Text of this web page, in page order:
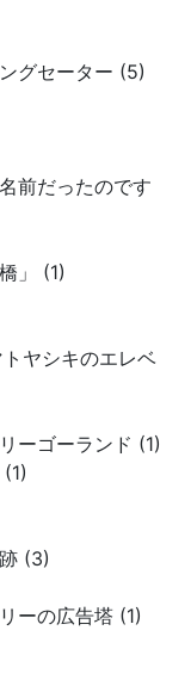
グセーター (5)
前だったのです
」 (1)
ヤシキのエレベ
ーゴーランド (1)
(3)
ーの広告塔 (1)